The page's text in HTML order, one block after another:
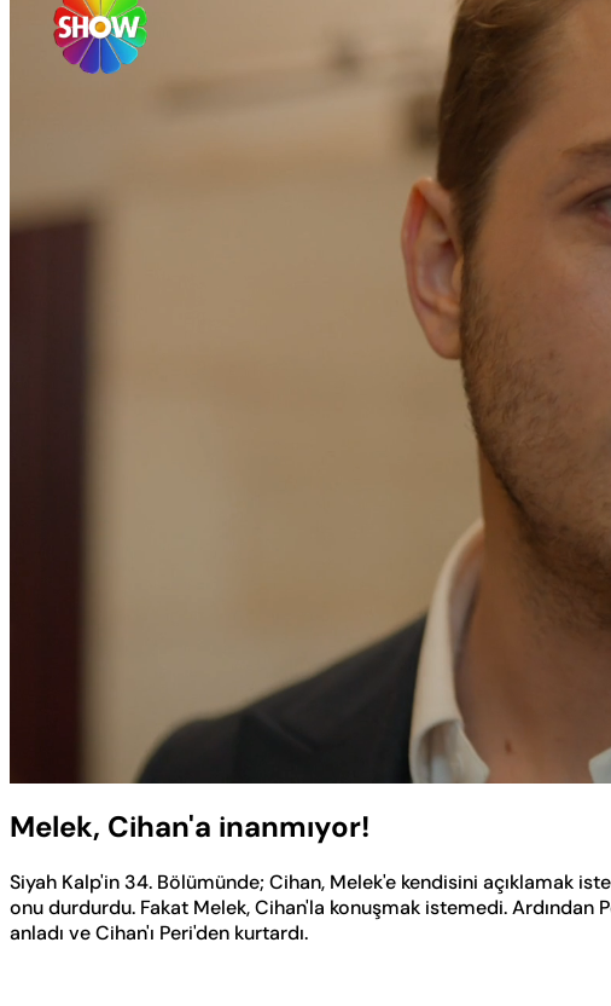
Melek, Cihan'a inanmıyor!
Siyah Kalp'in 34. Bölümünde; Cihan, Melek'e kendisini açıklamak
onu durdurdu. Fakat Melek, Cihan'la konuşmak istemedi. Ardından
anladı ve Cihan'ı Peri'den kurtardı.